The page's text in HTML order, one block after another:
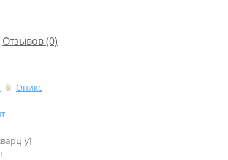
Отзывов (0)
,
Оникс
у]